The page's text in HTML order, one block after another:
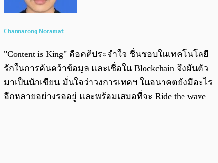
Channarong Noramat
"Content is King" คือคติประจำใจ ชื่นชอบในเทคโนโลยี
รักในการค้นคว้าข้อมูล และเชื่อใน Blockchain จึงผันตัว
มาเป็นนักเขียน มั่นใจว่าวงการเทคฯ ในอนาคตยังมีอะไร
อีกหลายอย่างรออยู่ และพร้อมเสมอที่จะ Ride the wave